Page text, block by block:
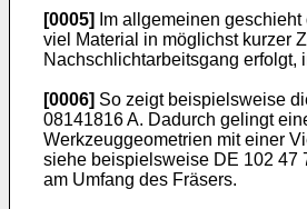
[0005]
Im allgemeinen
viel Material in möglichst kurzer
Nachschlichtarbeitsgang erfolgt,
[0006] So zeigt beispielsweise
08141816 A. Dadurch gelingt
Werkzeuggeometrien mit einer
siehe beispielsweise DE 102 47
am Umfang des Fräsers.